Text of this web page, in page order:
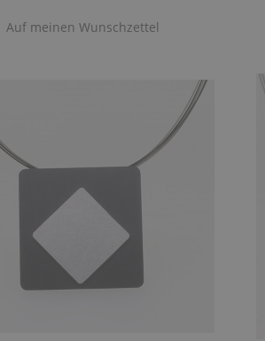
Auf meinen Wunschzettel